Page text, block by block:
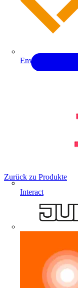
Enwitec
Interact
Zurück zu Produkte